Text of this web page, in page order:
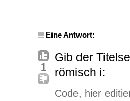
Eine Antwort:
1
Gib der
römisch i:
Code, hier